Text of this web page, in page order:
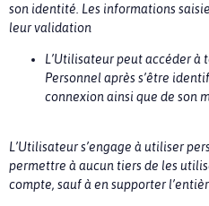
son identité. Les informations
leur validation
L’Utilisateur peut accéder à
Personnel après s’être
connexion ainsi que de son
L’Utilisateur s’engage à utiliser
permettre à aucun tiers de les
compte, sauf à en supporter